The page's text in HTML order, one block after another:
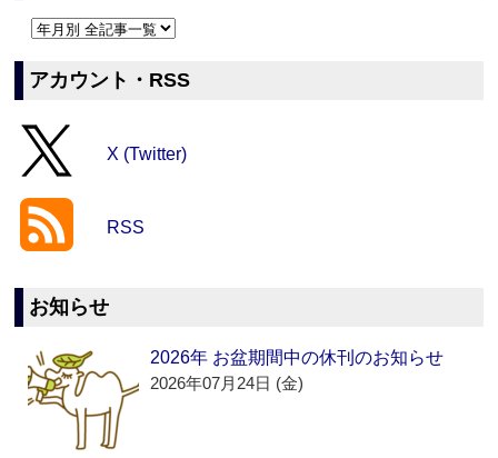
アカウント・RSS
X (Twitter)
RSS
お知らせ
2026年 お盆期間中の休刊のお知らせ
2026年07月24日 (金)